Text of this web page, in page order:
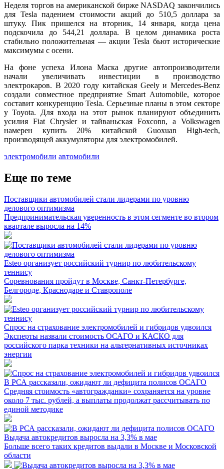
Неделя торгов на американской бирже NASDAQ закончились
для Tesla падением стоимости акций до 510,5 доллара за
штуку. Пик пришелся на вторник, 14 января, когда цена
подскочила до 544,21 доллара. В целом динамика роста
стабильно положительная — акции Tesla бьют исторические
максимумы с осени.
На фоне успеха Илона Маска другие автопроизводители
начали увеличивать инвестиции в производство
электрокаров. В 2020 году китайская Geely и Mercedes-Benz
создали совместное предприятие Smart Automobile, которое
составит конкуренцию Tesla. Серьезные планы в этом секторе
у Toyota. Для входа на этот рынок планируют объединить
усилия Fiat Chrysler и тайваньская Foxconn, а Volkswagen
намерен купить 20% китайской Guoxuan High-tech,
производящей аккумуляторы для электромобилей.
электромобили автомобили
Еще по теме
Поставщики автомобилей стали лидерами по уровню
делового оптимизма
Предпринимательская уверенность в этом сегменте во втором
квартале выросла на 14%
Esteo организует российский турнир по любительскому
теннису
Соревнования пройдут в Москве, Санкт-Петербурге,
Белгороде, Краснодаре и Ставрополе
Спрос на страхование электромобилей и гибридов удвоился
Эксперты назвали стоимость ОСАГО и КАСКО для
российского парка техники на альтернативных источниках
энергии
В РСА рассказали, ожидают ли дефицита полисов ОСАГО
Средняя стоимость «автогражданки» сохраняется на уровне
около 7 тыс. рублей, а выплаты продолжат рассчитывать по
единой методике
Выдача автокредитов выросла на 3,3% в мае
Больше всего таких кредитов выдали в Москве и Московской
области